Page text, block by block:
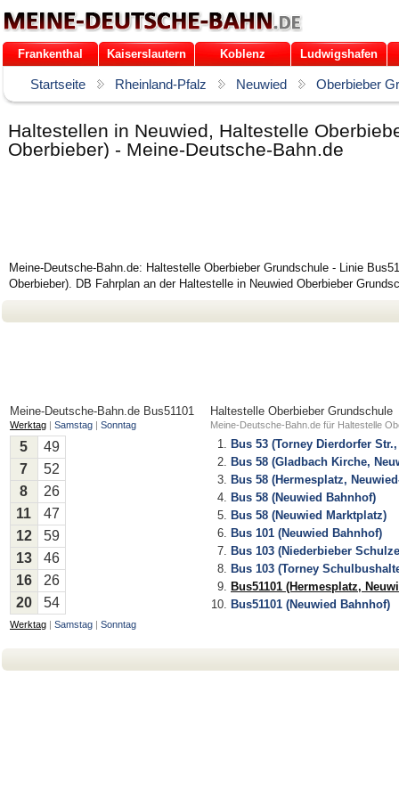
Frankenthal Kaiserslautern Koblenz Ludwigshafen
Startseite Rheinland-Pfalz Neuwied Oberbieber
Haltestellen in Neuwied, Haltestelle
Oberbieber) - Meine-Deutsche-Bahn.de
Meine-Deutsche-Bahn.de: Haltestelle Oberbieber Grundschule - Linie
Oberbieber). DB Fahrplan an der Haltestelle in Neuwied Oberbieber
Meine-Deutsche-Bahn.de Bus51101
Werktag | Samstag | Sonntag
5
49
7
52
8
26
11
47
12
59
13
46
16
26
20
54
Werktag | Samstag | Sonntag
Haltestelle Oberbieber Grundschule
Meine-Deutsche-Bahn.de für Haltestelle
Bus 53 (Torney Dierdorfer
Bus 58 (Gladbach Kirche,
Bus 58 (Hermesplatz,
Bus 58 (Neuwied Bahnhof)
Bus 58 (Neuwied Marktplatz)
Bus 101 (Neuwied Bahnhof)
Bus 103 (Niederbieber
Bus 103 (Torney
Bus51101 (Hermesplatz,
Bus51101 (Neuwied Bahnhof)